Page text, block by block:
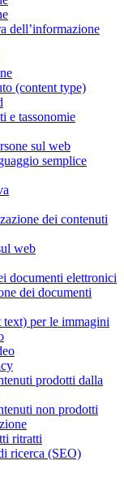
dell’informazione
(content type)
e tassonomie
sul web
semplice
dei contenuti
web
documenti elettronici
dei documenti
text) per le immagini
prodotti dalla
non prodotti
ritratti
ricerca (SEO)